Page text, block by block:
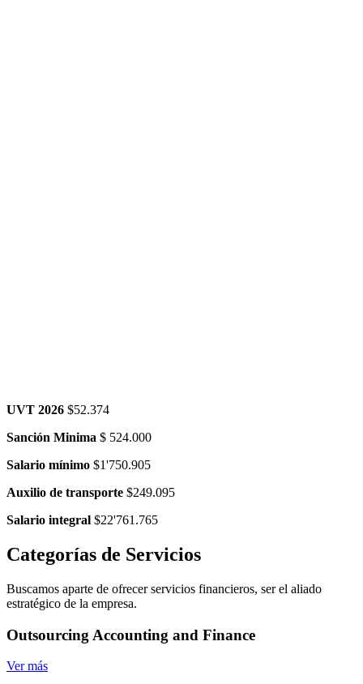
UVT 2026 $52.374
Sanción Minima $ 524.000
Salario mínimo $1'750.905
Auxilio de transporte $249.095
Salario integral $22'761.765
Categorías de Servicios
Buscamos aparte de ofrecer servicios financieros, ser el aliado
estratégico de la empresa.
Outsourcing Accounting and Finance
Ver más